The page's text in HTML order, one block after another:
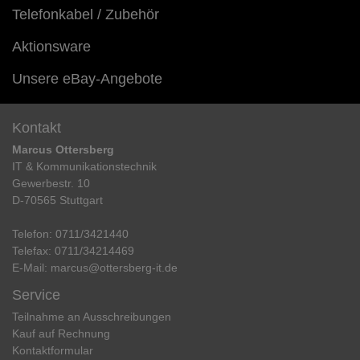
Telefonkabel / Zubehör
Aktionsware
Unsere eBay-Angebote
Kontakt
Marcus Ottersberg
IT & Kommunikationstechnik
Gewerbestr. 10
D-70565 Stuttgart
Telefon: 0711/3421440
Telefax: 0711/34214469
E-Mail: marcus@ottersberg-it.de
Service
Teilnahme an Ausschreibungen
Kauf auf Rechnung
Kontaktformular